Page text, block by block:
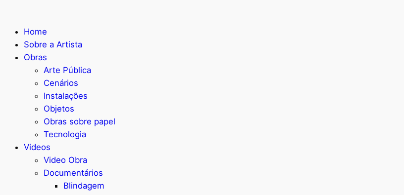
Home
Sobre a Artista
Obras
Arte Pública
Cenários
Instalações
Objetos
Obras sobre papel
Tecnologia
Videos
Video Obra
Documentários
Blindagem